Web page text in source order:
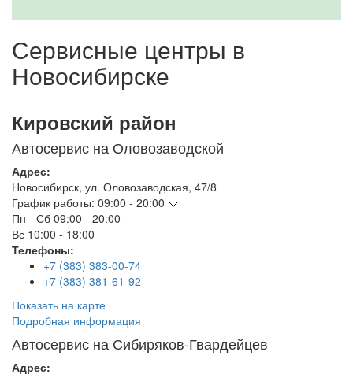
Сервисные центры в
Новосибирске
Кировский район
Автосервис на Оловозаводской
Адрес:
Новосибирск, ул. Оловозаводская, 47/8
График работы: 09:00 - 20:00
Пн - Сб 09:00 - 20:00
Вс 10:00 - 18:00
Телефоны:
+7 (383) 383-00-74
+7 (383) 381-61-92
Показать на карте
Подробная информация
Автосервис на Сибиряков-Гвардейцев
Адрес: